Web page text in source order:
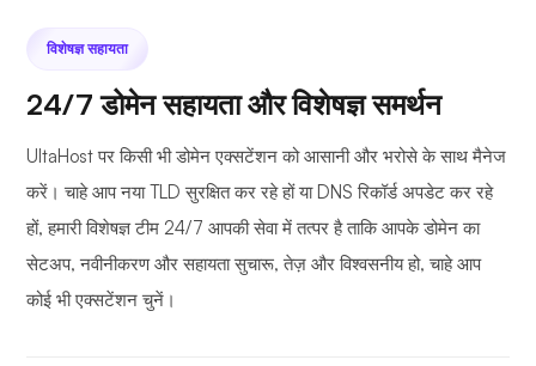
विशेषज्ञ सहायता
24/7 डोमेन सहायता और विशेषज्ञ समर्थन
UltaHost पर किसी भी डोमेन एक्सटेंशन को आसानी और भरोसे के साथ मैनेज
करें। चाहे आप नया TLD सुरक्षित कर रहे हों या DNS रिकॉर्ड अपडेट कर रहे
हों, हमारी विशेषज्ञ टीम 24/7 आपकी सेवा में तत्पर है ताकि आपके डोमेन का
सेटअप, नवीनीकरण और सहायता सुचारू, तेज़ और विश्वसनीय हो, चाहे आप
कोई भी एक्सटेंशन चुनें।